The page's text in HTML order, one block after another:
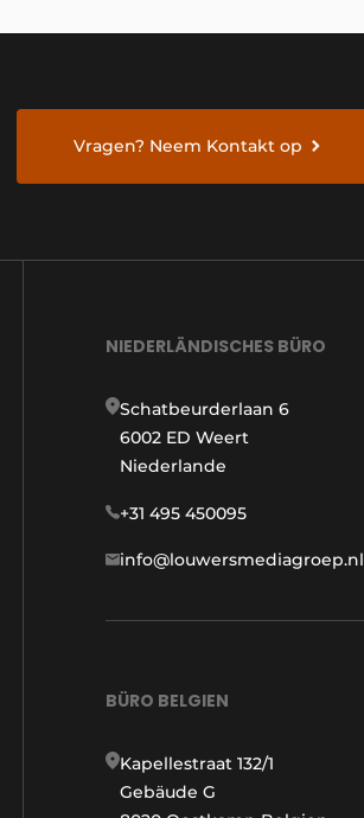
Vragen? Neem Kontakt op
NIEDERLÄNDISCHES BÜRO
Schatbeurderlaan 6
6002 ED Weert
Niederlande
+31 495 450095
info@louwersmediagroep.nl
BÜRO BELGIEN
Kapellestraat 132/1
Gebäude G